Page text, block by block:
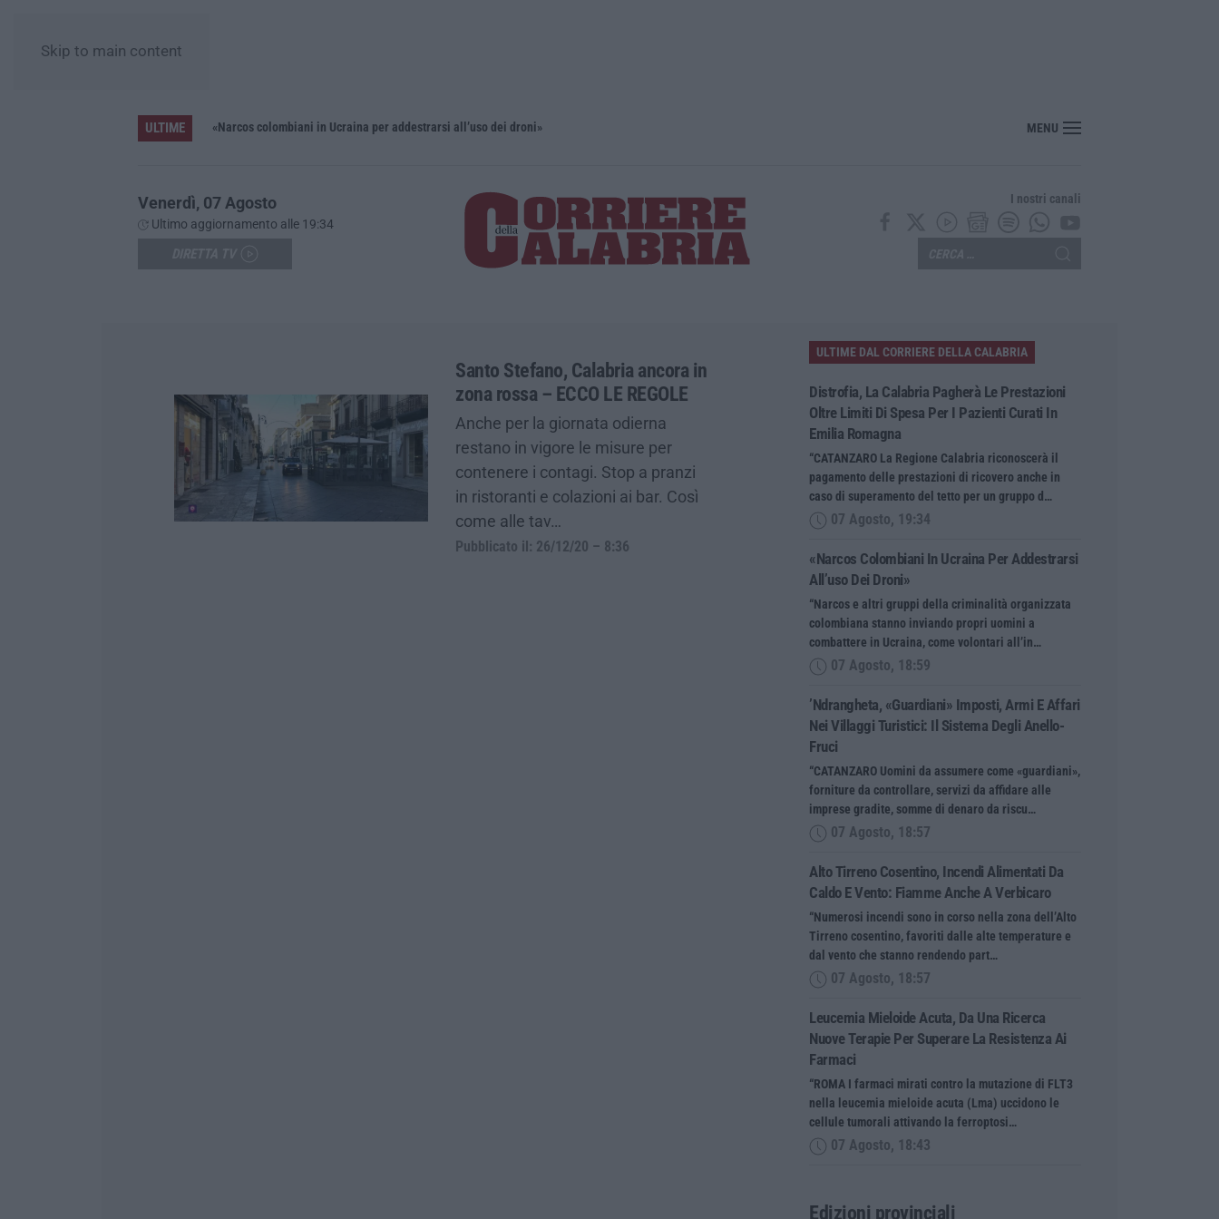
Skip to main content
ULTIME
Distrofia, la Calabria pagherà le prestazioni oltre limiti di spesa per i pazienti curati in Emilia Romagna «Narcos colombiani in Ucraina per addestrarsi all’uso dei droni» ’Ndrangheta, «guardiani» imposti, armi e affari nei villaggi turistici: il sistema degli
MENU
Venerdì, 07 Agosto
Ultimo aggiornamento alle 19:34
I nostri canali
Santo Stefano, Calabria ancora in
zona rossa – ECCO LE REGOLE
Anche per la giornata odierna
restano in vigore le misure per
contenere i contagi. Stop a pranzi
in ristoranti e colazioni ai bar. Così
come alle tav…
Pubblicato il: 26/12/20 – 8:36
ULTIME DAL CORRIERE DELLA CALABRIA
Distrofia, La Calabria Pagherà Le Prestazioni
Oltre Limiti Di Spesa Per I Pazienti Curati In
Emilia Romagna
“CATANZARO La Regione Calabria riconoscerà il
pagamento delle prestazioni di ricovero anche in
caso di superamento del tetto per un gruppo d…
07 Agosto, 19:34
«Narcos Colombiani In Ucraina Per Addestrarsi
All’uso Dei Droni»
“Narcos e altri gruppi della criminalità organizzata
colombiana stanno inviando propri uomini a
combattere in Ucraina, come volontari all’in…
07 Agosto, 18:59
’Ndrangheta, «guardiani» Imposti, Armi E Affari
Nei Villaggi Turistici: Il Sistema Degli Anello-
Fruci
“CATANZARO Uomini da assumere come «guardiani»,
forniture da controllare, servizi da affidare alle
imprese gradite, somme di denaro da riscu…
07 Agosto, 18:57
Alto Tirreno Cosentino, Incendi Alimentati Da
Caldo E Vento: Fiamme Anche A Verbicaro
“Numerosi incendi sono in corso nella zona dell’Alto
Tirreno cosentino, favoriti dalle alte temperature e
dal vento che stanno rendendo part…
07 Agosto, 18:57
Leucemia Mieloide Acuta, Da Una Ricerca
Nuove Terapie Per Superare La Resistenza Ai
Farmaci
“ROMA I farmaci mirati contro la mutazione di FLT3
nella leucemia mieloide acuta (Lma) uccidono le
cellule tumorali attivando la ferroptosi…
07 Agosto, 18:43
Edizioni provinciali